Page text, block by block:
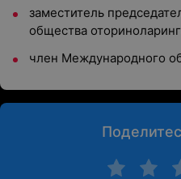
заместитель
общества
член Международного